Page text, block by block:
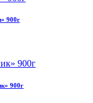
900г
900г